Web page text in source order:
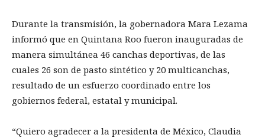
Durante la transmisión, la gobernadora Mara Lezama
informó que en Quintana Roo fueron inauguradas de
manera simultánea 46 canchas deportivas, de las
cuales 26 son de pasto sintético y 20 multicanchas,
resultado de un esfuerzo coordinado entre los
gobiernos federal, estatal y municipal.
“Quiero agradecer a la presidenta de México, Claudia